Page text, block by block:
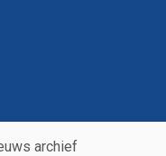
archief